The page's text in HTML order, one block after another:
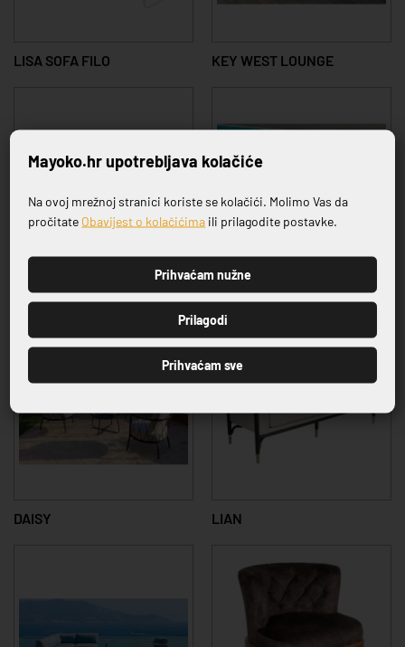
LISA SOFA FILO KEY WEST LOUNGE
SYS MODULAR SOFA ARIA
DAISY LIAN
Prijavite se na naš newsletter
PRIJAVI SE
Mayoko.hr upotrebljava kolačiće
Na ovoj mrežnoj stranici koriste se kolačići. Molimo Vas da
pročitate Obavijest o kolačićima ili prilagodite postavke.
Prihvaćam nužne
Prilagodi
Prihvaćam sve